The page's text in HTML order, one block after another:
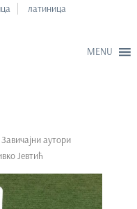
латиница
Завичајни аутори
Јевтић